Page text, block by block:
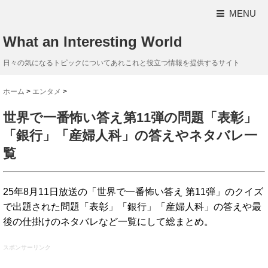
MENU
What an Interesting World
日々の気になるトピックについてあれこれと役立つ情報を提供するサイト
ホーム > エンタメ >
世界で一番怖い答え第11弾の問題「表彰」
「銀行」「産婦人科」の答えやネタバレ一
覧
25年8月11日放送の「世界で一番怖い答え 第11弾」のクイズ
で出題された問題「表彰」「銀行」「産婦人科」の答えや最
後の仕掛けのネタバレなど一覧にして総まとめ。
スポンサーリンク